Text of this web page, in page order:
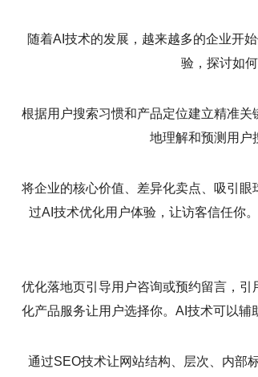
随着AI技术的发展，越来越多的企业开
验，探讨如
根据用户搜索习惯和产品定位建立精准
地理解和预测用户
将企业的核心价值、差异化卖点、吸引
过AI技术优化用户体验，让访客信任你
优化落地页引导用户咨询或预约留言，
化产品服务让用户选择你。AI技术可以辅
通过SEO技术让网站结构、层次、内部